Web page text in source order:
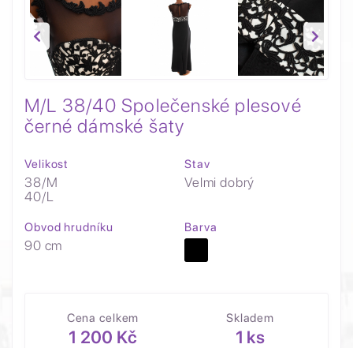
M/L 38/40 Společenské plesové
černé dámské šaty
Velikost
38/M
40/L
Stav
Velmi dobrý
Obvod hrudníku
90 cm
Barva
Cena celkem
1 200 Kč
Skladem
1 ks